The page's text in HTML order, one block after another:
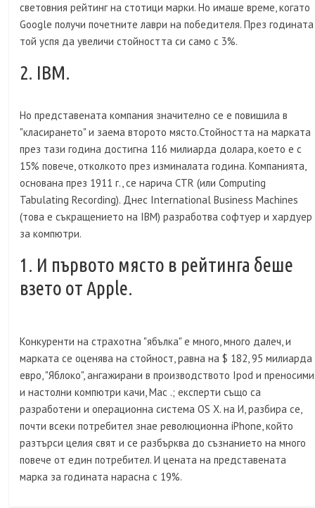
световния рейтинг на стотици марки. Но имаше време, когато
Google получи почетните лаври на победителя. През годината
той успя да увеличи стойността си само с 3%.
2. IBM.
Но представената компания значително се е повишила в
"класирането" и заема второто място.Стойността на марката
през тази година достигна 116 милиарда долара, което е с
15% повече, отколкото през изминалата година. Компанията,
основана през 1911 г., се нарича CTR (или Computing
Tabulating Recording). Днес International Business Machines
(това е съкращението на IBM) разработва софтуер и хардуер
за компютри.
1. И първото място в рейтинга беше
взето от Apple.
Конкуренти на страхотна "ябълка" е много, много далеч, и
марката се оценява на стойност, равна на $ 182, 95 милиарда
евро, "Яблоко", ангажирани в производството Ipod и преносими
и настолни компютри качи, Mac .; експерти също са
разработени и операционна система OS X. на И, разбира се,
почти всеки потребител знае революционна iPhone, който
разтърси целия свят и се разбърква до съзнанието на много
повече от един потребител. И цената на представената
марка за годината нарасна с 19%.